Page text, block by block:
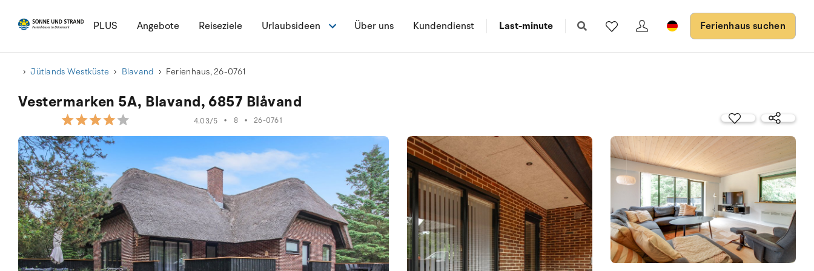
PLUS Angebote Reiseziele Urlaubsideen Über uns Kundendienst Last-minute Ferienhaus suchen
Jütlands Westküste Blavand Ferienhaus, 26-0761
Vestermarken 5A, Blavand, 6857 Blåvand
4.03/5 • 8 • 26-0761